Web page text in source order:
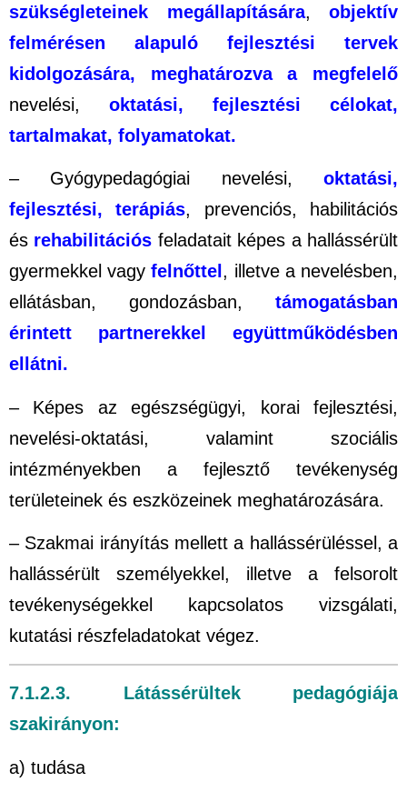
szükségleteinek megállapítására, objektív
felmérésen alapuló fejlesztési tervek
kidolgozására, meghatározva a megfelelő
nevelési, oktatási, fejlesztési célokat,
tartalmakat, folyamatokat.
– Gyógypedagógiai nevelési, oktatási,
fejlesztési,terápiás, prevenciós, habilitációs
és rehabilitációs feladatait képes a hallássérült
gyermekkel vagyfelnőttel , illetve a nevelésben,
ellátásban, gondozásban, támogatásban
érintett partnerekkel együttműködésben
ellátni.
– Képes az egészségügyi, korai fejlesztési,
nevelési-oktatási, valamint szociális
intézményekben a fejlesztő tevékenység
területeinek és eszközeinek meghatározására.
– Szakmai irányítás mellett a hallássérüléssel, a
hallássérült személyekkel, illetve a felsorolt
tevékenységekkel kapcsolatos vizsgálati,
kutatási részfeladatokat végez.
7.1.2.3. Látássérültek pedagógiája
szakirányon:
a) tudása